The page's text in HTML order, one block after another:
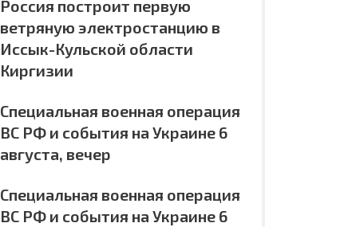
Россия построит первую
ветряную электростанцию в
Иссык-Кульской области
Киргизии
Специальная военная операция
ВС РФ и события на Украине 6
августа, вечер
Специальная военная операция
ВС РФ и события на Украине 6